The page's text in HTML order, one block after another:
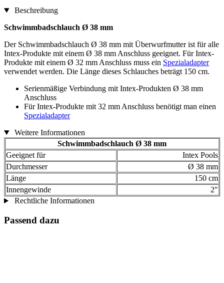
Beschreibung
Schwimmbadschlauch Ø 38 mm
Der Schwimmbadschlauch Ø 38 mm mit Überwurfmutter ist für alle
Intex-Produkte mit einem Ø 38 mm Anschluss geeignet. Für Intex-
Produkte mit einem Ø 32 mm Anschluss muss ein Spezialadapter
verwendet werden. Die Länge dieses Schlauches beträgt 150 cm.
Serienmäßige Verbindung mit Intex-Produkten Ø 38 mm
Anschluss
Für Intex-Produkte mit 32 mm Anschluss benötigt man einen
Spezialadapter
Weitere Informationen
Schwimmbadschlauch Ø 38 mm
Geeignet für
Intex Pools
Durchmesser
Ø 38 mm
Länge
150 cm
Innengewinde
2"
Rechtliche Informationen
Passend dazu